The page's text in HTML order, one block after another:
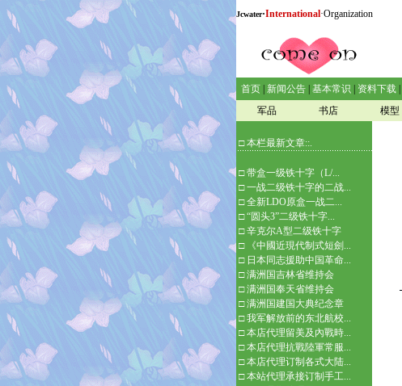
Jcwater·International·Organization
首页 新闻公告 基本常识 资料下载
军品
书店 模型
□ 本栏最新文章::.
□带盒一级铁十字（L/...
□一战二级铁十字的二战...
□全新LDO原盒一战二...
□“圆头3”二级铁十字...
□辛克尔A型二级铁十字
□
《中國近現代制式短劍...
□ 日本同志援助中国革命...
□满洲国吉林省维持会
□满洲国奉天省维持会
□满洲国建国大典纪念章
□我军解放前的东北航校...
□本店代理留美及內戰時...
□本店代理抗戰陸軍常服...
□本店代理订制各式大陆...
□本站代理承接订制手工...